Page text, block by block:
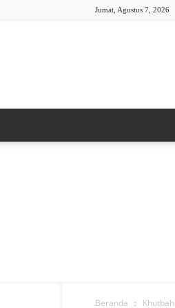
Jumat, Agustus 7, 2026
Beranda Khutbah